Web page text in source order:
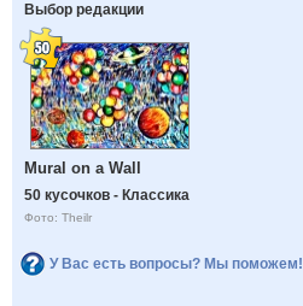
Выбор редакции
Mural on a Wall
50 кусочков - Классика
Фото: Theilr
У Вас есть вопросы? Мы поможем!